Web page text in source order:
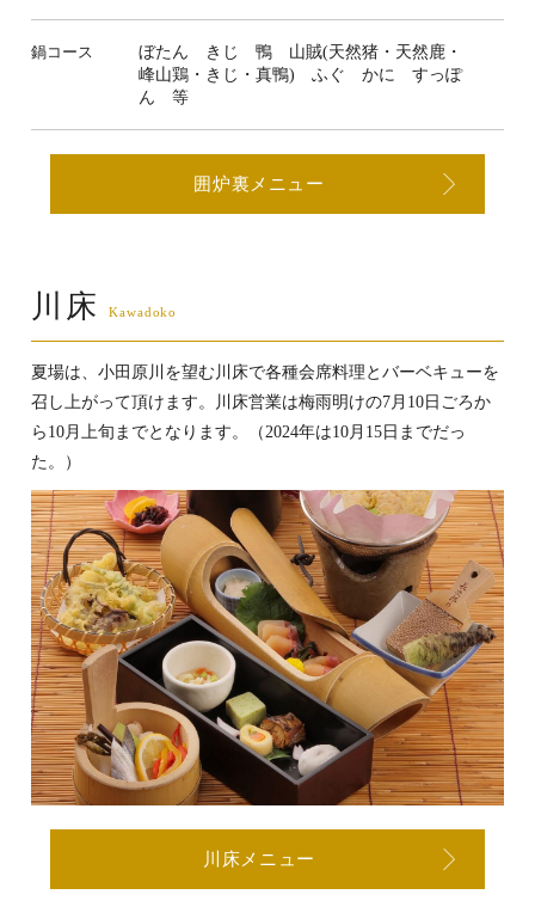
鍋コース
ぼたん きじ 鴨 山賊(天然猪・天然鹿・
峰山鶏・きじ・真鴨) ふぐ かに すっぽ
ん 等
囲炉裏メニュー
川床
夏場は、小田原川を望む川床で各種会席料理とバーベキューを
召し上がって頂けます。川床営業は梅雨明けの7月10日ごろか
ら10月上旬までとなります。（2024年は10月15日までだっ
た。）
川床メニュー